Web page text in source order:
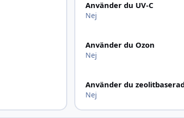
Använder du UV-C
Nej
Använder du Ozon
Nej
Använder du
Nej